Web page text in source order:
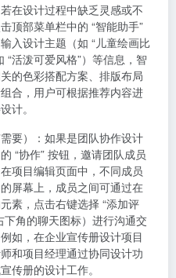
若在设计过程中缺乏灵感或不
顶部菜单栏中的 “智能助手”
入设计主题（如 “儿童绘画比
“活泼可爱风格”）等信息，智
的色彩搭配方案、排版布局
合，用户可根据推荐内容进
计。
要）
：如果是团队协作设计
“协作” 按钮，邀请团队成员
项目编辑页面中，不同成员
屏幕上，成员之间可通过在
素，点击右键选择 “添加评
下角的聊天图标）进行沟通交
如，在企业宣传册设计项目
和项目经理通过协同设计功
传册的设计工作。